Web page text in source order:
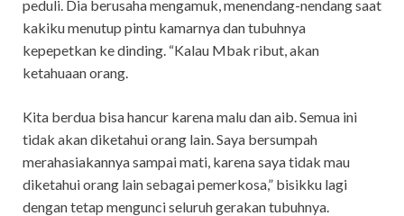
peduli. Dia berusaha mengamuk, menendang-nendang saat
kakiku menutup pintu kamarnya dan tubuhnya
kepepetkan ke dinding. “Kalau Mbak ribut, akan
ketahuaan orang.
Kita berdua bisa hancur karena malu dan aib. Semua ini
tidak akan diketahui orang lain. Saya bersumpah
merahasiakannya sampai mati, karena saya tidak mau
diketahui orang lain sebagai pemerkosa,” bisikku lagi
dengan tetap mengunci seluruh gerakan tubuhnya.